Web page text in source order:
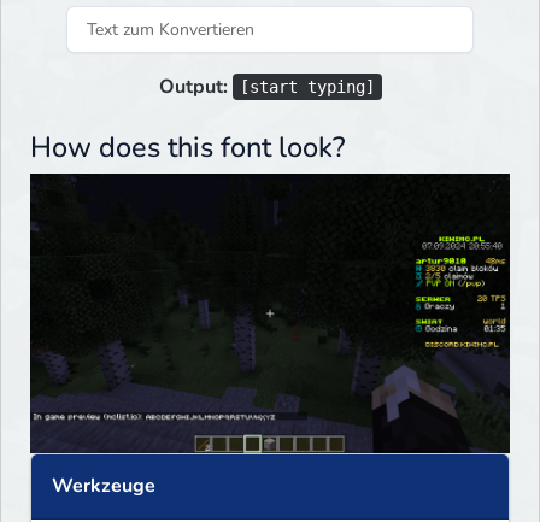
Output: [start typing]
How does this font look?
Werkzeuge